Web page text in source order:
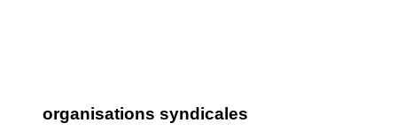
organisations syndicales